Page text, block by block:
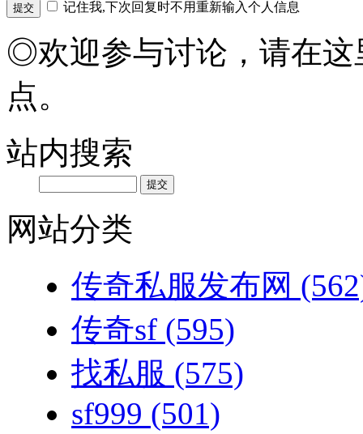
记住我,下次回复时不用重新输入个人信息
◎欢迎参与讨论，请在这
点。
站内搜索
网站分类
传奇私服发布网
传奇sf (595)
找私服 (575)
sf999 (501)